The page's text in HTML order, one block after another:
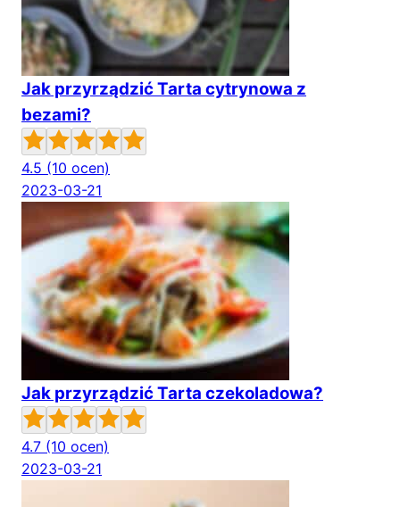
Jak przyrządzić Tarta cytrynowa z
bezami?
4.5 (10 ocen)
2023-03-21
Jak przyrządzić Tarta czekoladowa?
4.7 (10 ocen)
2023-03-21